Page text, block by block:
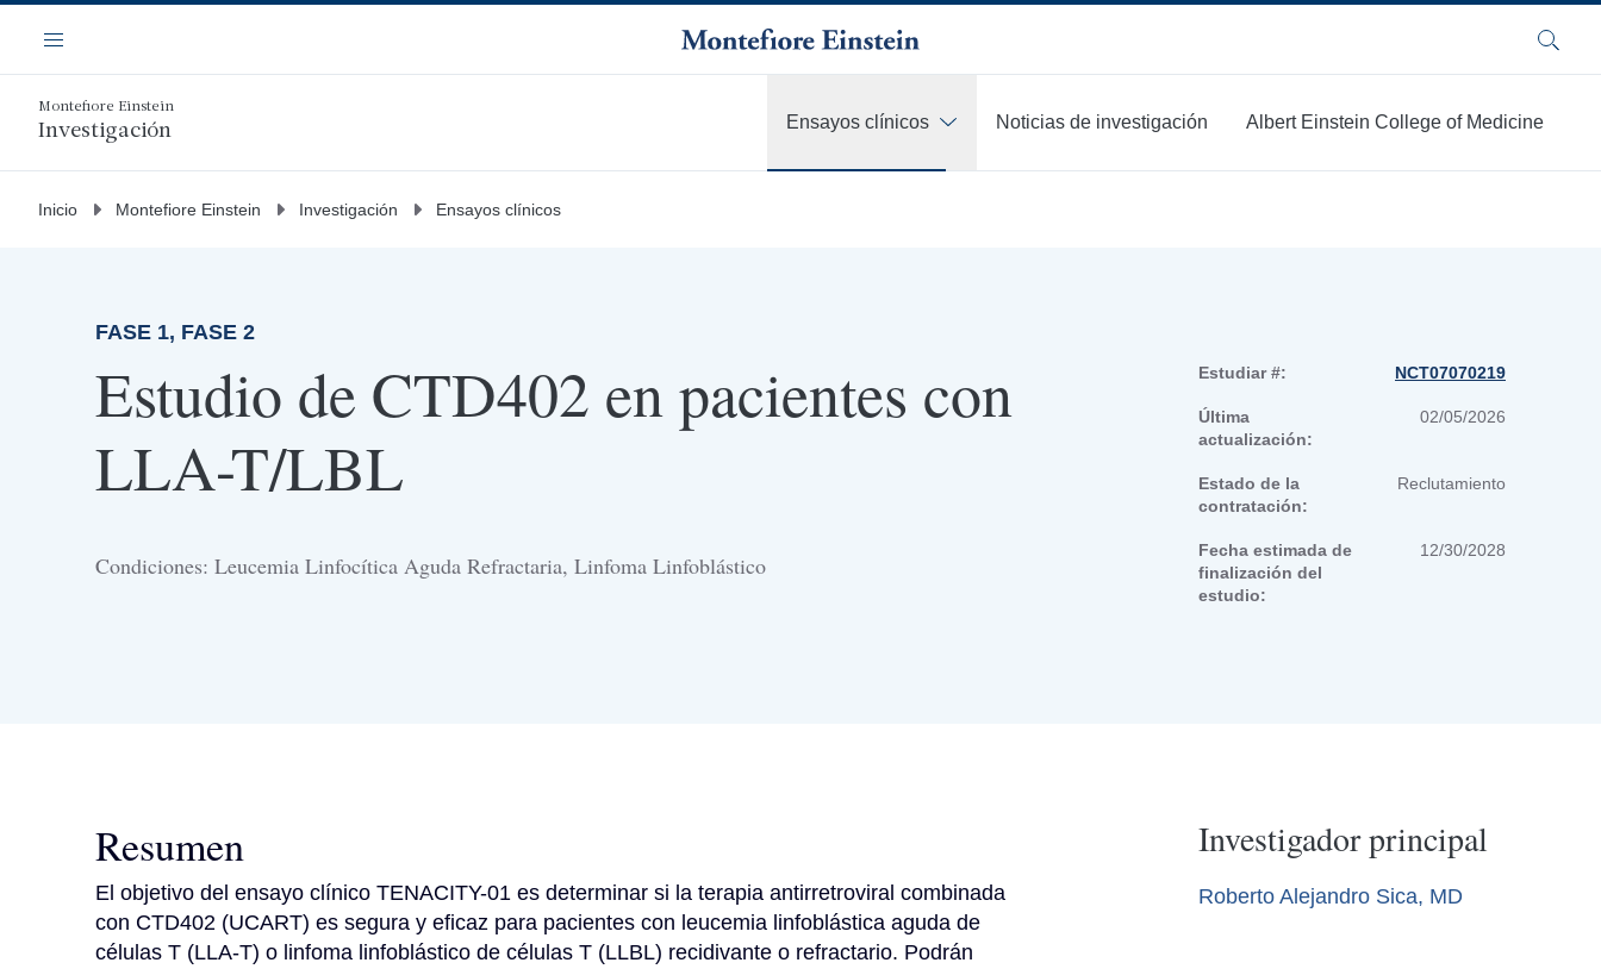
contenido
principal
Navegación
Menú Buscar
Montefiore Einstein
Investigación Ensayos clínicos Noticias de investigación Albert Einstein College of Medicine
Inicio Montefiore Einstein Investigación Ensayos clínicos
FASE 1, FASE 2
Estudio de CTD402 en pacientes con
LLA-T/LBL
Condiciones: Leucemia Linfocítica Aguda Refractaria, Linfoma Linfoblástico
Estudiar #: NCT07070219
Última
actualización:
02/05/2026
Estado de la
contratación:
Reclutamiento
Fecha estimada de
finalización del
estudio:
12/30/2028
Resumen
El objetivo del ensayo clínico TENACITY-01 es determinar si la terapia antirretroviral combinada
con CTD402 (UCART) es segura y eficaz para pacientes con leucemia linfoblástica aguda de
células T (LLA-T) o linfoma linfoblástico de células T (LLBL) recidivante o refractario. Podrán
Investigador principal
Roberto Alejandro Sica, MD